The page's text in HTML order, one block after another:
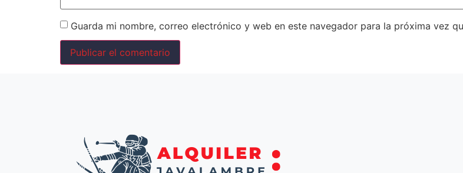
Guarda mi nombre, correo electrónico y web en este navegador para la próxima vez